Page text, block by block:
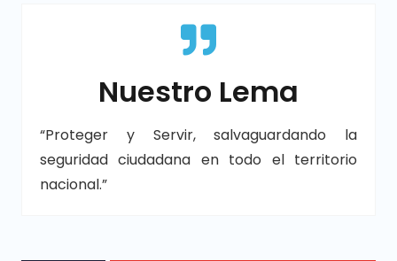
Nuestro Lema
“Proteger y Servir, salvaguardando la
seguridad ciudadana en todo el territorio
nacional.”